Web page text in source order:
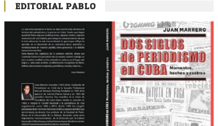
EDITORIAL PABLO